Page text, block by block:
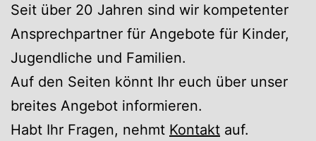
Seit über 20 Jahren sind wir kompetenter
Ansprechpartner für Angebote für Kinder,
Jugendliche und Familien.
Auf den Seiten könnt Ihr euch über unser
breites Angebot informieren.
Habt Ihr Fragen, nehmt Kontakt auf.